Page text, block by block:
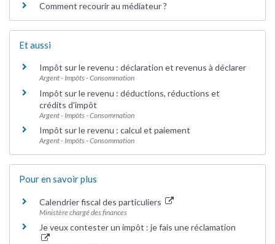
Comment recourir au médiateur ?
Et aussi
Impôt sur le revenu : déclaration et revenus à déclarer
Argent - Impôts - Consommation
Impôt sur le revenu : déductions, réductions et
crédits d'impôt
Argent - Impôts - Consommation
Impôt sur le revenu : calcul et paiement
Argent - Impôts - Consommation
Pour en savoir plus
Calendrier fiscal des particuliers
Ministère chargé des finances
Je veux contester un impôt : je fais une réclamation